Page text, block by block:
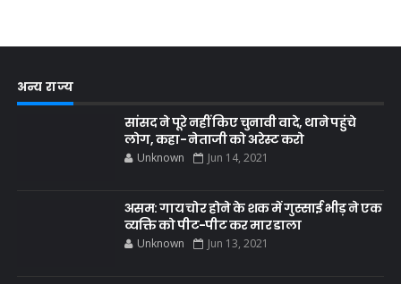
अन्य राज्य
सांसद ने पूरे नहीं किए चुनावी वादे, थाने पहुंचे
लोग, कहा- नेताजी को अरेस्ट करो
Unknown Jun 14, 2021
असम: गाय चोर होने के शक में गुस्साई भीड़ ने एक
व्यक्ति को पीट-पीट कर मार डाला
Unknown Jun 13, 2021